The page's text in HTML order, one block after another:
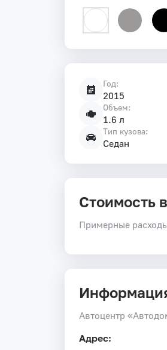
Год:
2015
Объем:
1.6 л
Тип кузова:
Седан
Стоимость
Примерные
Автоцентр
Адрес: